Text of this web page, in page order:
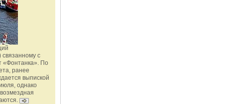
связанному с
«Фонтанка». По
ранее
выпиской
однако